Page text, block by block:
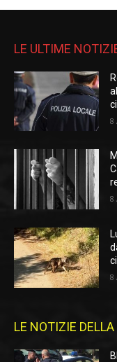
LE ULTIME
8
8
8
LE NOTIZIE